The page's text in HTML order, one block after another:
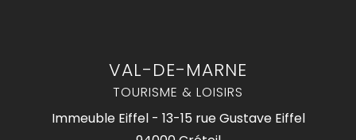
VAL-DE-MARNE
TOURISME & LOISIRS
Immeuble Eiffel - 13-15 rue Gustave Eiffel